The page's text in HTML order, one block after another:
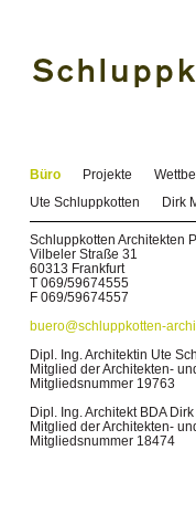
Büro
Ute Schluppkotten
Dirk
Projekte
Schluppkotten Architekten
Vilbeler Straße 31
60313 Frankfurt
T 069/59674555
F 069/59674557
buero@schluppkotten-
Dipl. Ing. Architektin Ute
Mitglied der Architekten-
Mitgliedsnummer 19763
Dipl. Ing. Architekt BDA
Mitglied der Architekten-
Mitgliedsnummer 18474